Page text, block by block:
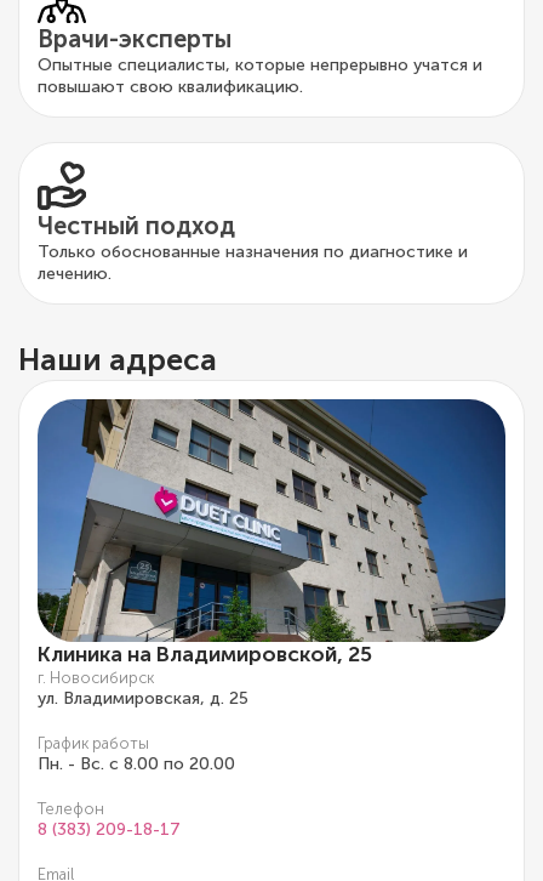
Врачи-эксперты
Опытные специалисты, которые непрерывно учатся и
повышают свою квалификацию.
Честный подход
Только обоснованные назначения по диагностике и
лечению.
Наши адреса
Клиника на Владимировской, 25
г. Новосибирск
ул. Владимировская, д. 25
График работы
Пн. - Вс. с 8.00 по 20.00
Телефон
8 (383) 209-18-17
Email